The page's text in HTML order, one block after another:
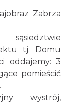
Zabrza
tj. Domu
oddajemy: 3
pomieścić
wystrój,